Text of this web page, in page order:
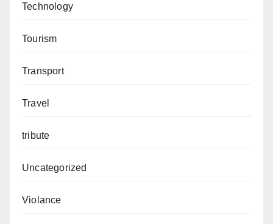
Technology
Tourism
Transport
Travel
tribute
Uncategorized
Violance